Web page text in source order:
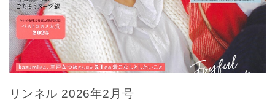
リンネル 2026年2月号